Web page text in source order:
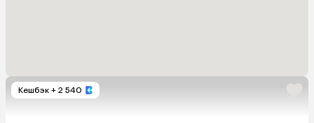
Кешбэк + 2 540